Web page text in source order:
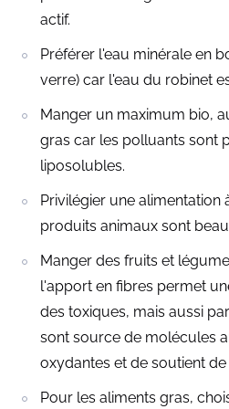
actif.
Préférer l'eau minérale en
verre) car l'eau du robinet
Manger un maximum bio,
gras car les polluants sont
liposolubles.
Privilégier une alimentation
produits animaux sont
Manger des fruits et
l'apport en fibres permet
des toxiques, mais aussi
sont source de molécules
oxydantes et de soutient
Pour les aliments gras,